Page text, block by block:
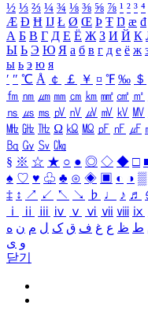
½ ⅓ ⅔ ¼ ¾ ⅛ ⅜ ⅝ ⅞ ¹ ² ³ ⁴
Æ Ð Ħ Ĳ Ł Ø Œ Þ Ŧ Ŋ æ đ
А Б В Г Д Е Ё Ж З И Й К
Ы Ь Э Ю Я а б в г д е ё ж
ы ь э ю я
′ ″ ℃ Å ￠ ￡ ￥ ¤ ℉ ‰ ＄
㎙ ㎚ ㎛ ㎜ ㎝ ㎞ ㎟ ㎠ ㎡
㎱ ㎲ ㎳ ㎴ ㎵ ㎶ ㎷ ㎸ ㎹
㎒ ㎓ ㎔ Ω ㏀ ㏁ ㎊ ㎋ ㎌
㏃ ㏉ ㏜ ㏆
§ ※ ☆ ★ ○ ● ◎ ◇ ◆ □
♠ ♡ ♥ ♧ ♣ ⊙ ◈ ▣ ◐ ◑ ▒
‡ ↕ ↗ ↙ ↖ ↘ ♭ ♩ ♪ ♬
ⅰ
ⅱ ⅲ ⅳ ⅴ ⅵ ⅶ ⅷ ⅸ
ط ظ ع غ ف ق ک ل م ن ه
و ی
닫기